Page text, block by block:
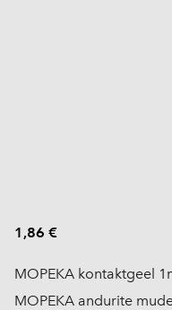
1,86 €
MOPEKA kontaktgeel
MOPEKA andurite